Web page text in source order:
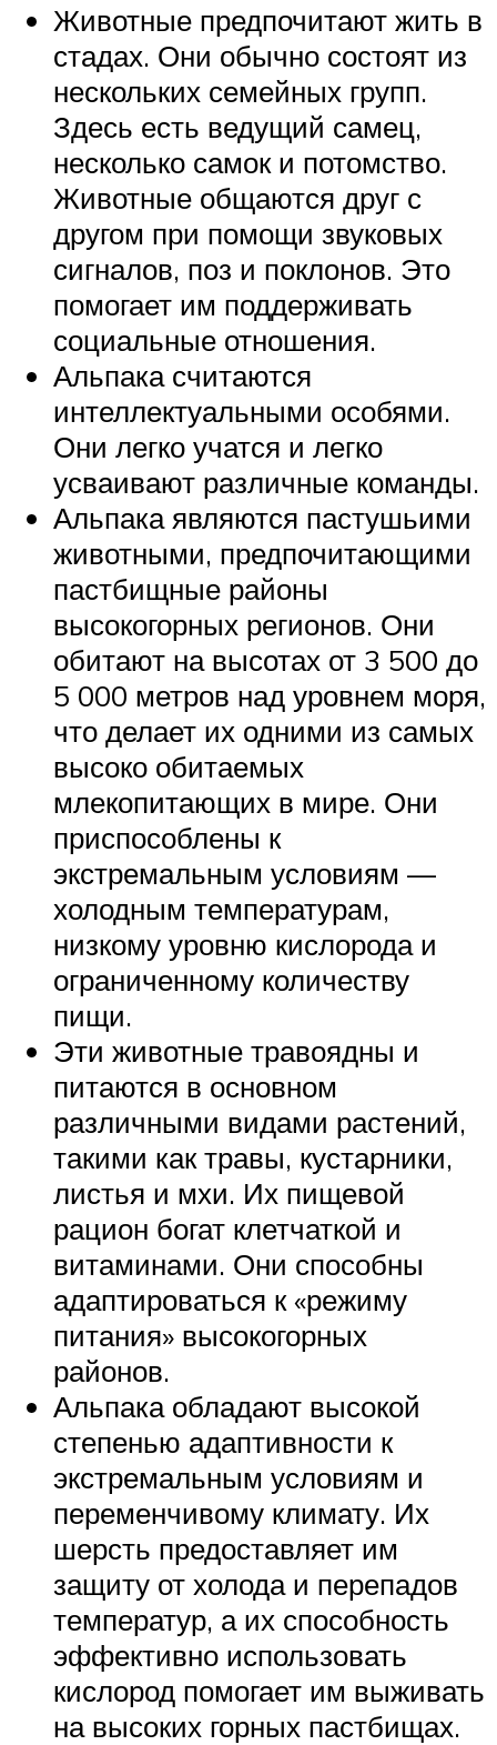
Животные предпочитают жить в
стадах. Они обычно состоят из
нескольких семейных групп.
Здесь есть ведущий самец,
несколько самок и потомство.
Животные общаются друг с
другом при помощи звуковых
сигналов, поз и поклонов. Это
помогает им поддерживать
социальные отношения.
Альпака считаются
интеллектуальными особями.
Они легко учатся и легко
усваивают различные команды.
Альпака являются пастушьими
животными, предпочитающими
пастбищные районы
высокогорных регионов. Они
обитают на высотах от 3 500 до
5 000 метров над уровнем моря,
что делает их одними из самых
высоко обитаемых
млекопитающих в мире. Они
приспособлены к
экстремальным условиям —
холодным температурам,
низкому уровню кислорода и
ограниченному количеству
пищи.
Эти животные травоядны и
питаются в основном
различными видами растений,
такими как травы, кустарники,
листья и мхи. Их пищевой
рацион богат клетчаткой и
витаминами. Они способны
адаптироваться к «режиму
питания» высокогорных
районов.
Альпака обладают высокой
степенью адаптивности к
экстремальным условиям и
переменчивому климату. Их
шерсть предоставляет им
защиту от холода и перепадов
температур, а их способность
эффективно использовать
кислород помогает им выживать
на высоких горных пастбищах.